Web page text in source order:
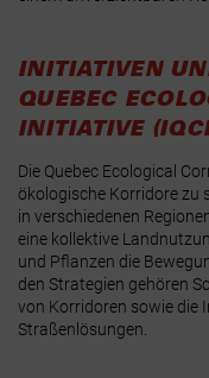
INITIATIVEN
QUEBEC
INITIATIVE
Die Quebec Ecological
ökologische Korridore zu
in verschiedenen
eine kollektive
und Pflanzen die
den Strategien gehören
von Korridoren sowie die
Straßenlösungen.